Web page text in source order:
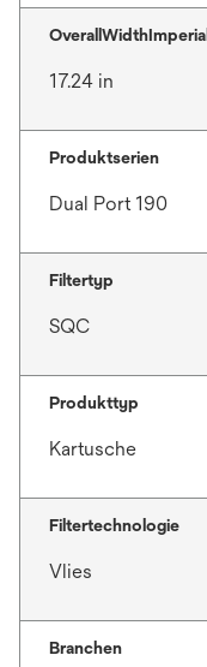
OverallWidthImperial
17.24 in
Produktserien
Dual Port 190
Filtertyp
SQC
Produkttyp
Kartusche
Filtertechnologie
Vlies
Branchen